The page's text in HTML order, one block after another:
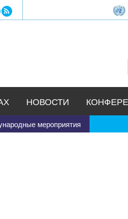
to navigation
мероприятия
НОВОСТИ